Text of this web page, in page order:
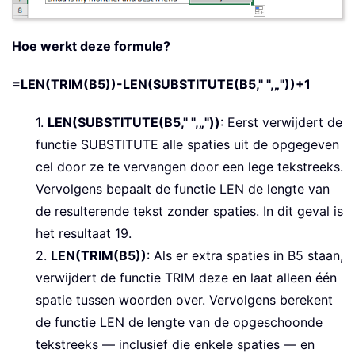
Hoe werkt deze formule?
=LEN(TRIM(B5))-LEN(SUBSTITUTE(B5," ",„"))+1
1. LEN(SUBSTITUTE(B5," ",„")): Eerst verwijdert de
functie SUBSTITUTE alle spaties uit de opgegeven
cel door ze te vervangen door een lege tekstreeks.
Vervolgens bepaalt de functie LEN de lengte van
de resulterende tekst zonder spaties. In dit geval is
het resultaat 19.
2. LEN(TRIM(B5)): Als er extra spaties in B5 staan,
verwijdert de functie TRIM deze en laat alleen één
spatie tussen woorden over. Vervolgens berekent
de functie LEN de lengte van de opgeschoonde
tekstreeks — inclusief die enkele spaties — en